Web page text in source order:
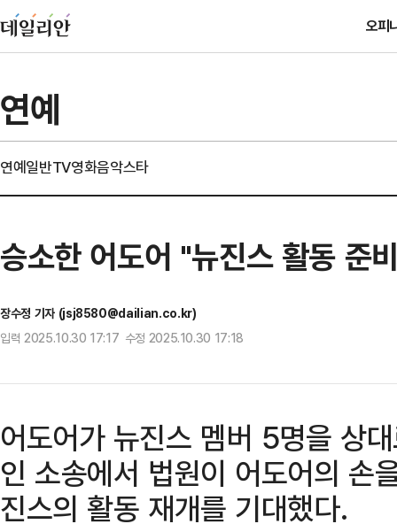
오피
연예
연예일반TV영화음악스타
승소한 어도어 "뉴진스 활동 준
장수정 기자 (jsj8580@dailian.co.kr)
입력 2025.10.30 17:17 수정 2025.10.30 17:18
어도어가 뉴진스 멤버 5명을 상
인 소송에서 법원이 어도어의 손
진스의 활동 재개를 기대했다.